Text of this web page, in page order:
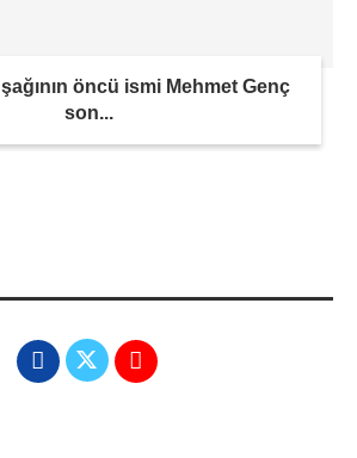
öncü ismi Mehmet Genç
son...